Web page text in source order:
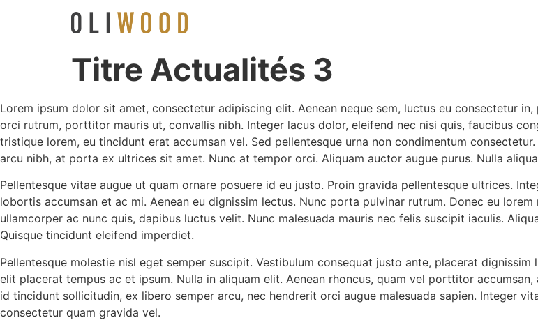
Titre Actualités 3
Lorem ipsum dolor sit amet, consectetur adipiscing elit. Aenean neque sem, luctus eu consectetur
orci rutrum, porttitor mauris ut, convallis nibh. Integer lacus dolor, eleifend nec nisi quis, faucibus
tristique lorem, eu tincidunt erat accumsan vel. Sed pellentesque urna non condimentum
arcu nibh, at porta ex ultrices sit amet. Nunc at tempor orci. Aliquam auctor augue purus. Nulla
Pellentesque vitae augue ut quam ornare posuere id eu justo. Proin gravida pellentesque ultrices.
lobortis accumsan et ac mi. Aenean eu dignissim lectus. Nunc porta pulvinar rutrum. Donec eu
ullamcorper ac nunc quis, dapibus luctus velit. Nunc malesuada mauris nec felis suscipit iaculis.
Quisque tincidunt eleifend imperdiet.
Pellentesque molestie nisl eget semper suscipit. Vestibulum consequat justo ante, placerat
elit placerat tempus ac et ipsum. Nulla in aliquam elit. Aenean rhoncus, quam vel porttitor
id tincidunt sollicitudin, ex libero semper arcu, nec hendrerit orci augue malesuada sapien. Integer
consectetur quam gravida vel.